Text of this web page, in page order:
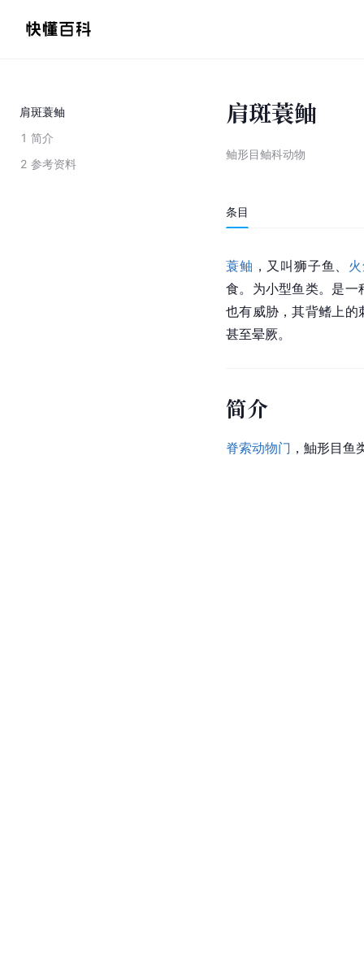
肩斑蓑鲉
1 简介
2 参考资料
肩斑蓑鲉
鲉形目鲉科动物
条目
蓑鲉 ，又叫狮子鱼
食。为小型鱼类。是一
也有威胁，其背鳍上的
甚至晕厥。
简介
脊索动物门 ，鮋形目鱼